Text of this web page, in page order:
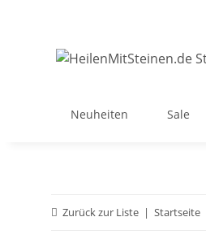
Neuheiten Sale
Zurück zur Liste Startseite